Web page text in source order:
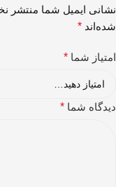
نشانی ایمیل شما منتشر
شده‌اند *
امتیاز شما *
دیدگاه شما *